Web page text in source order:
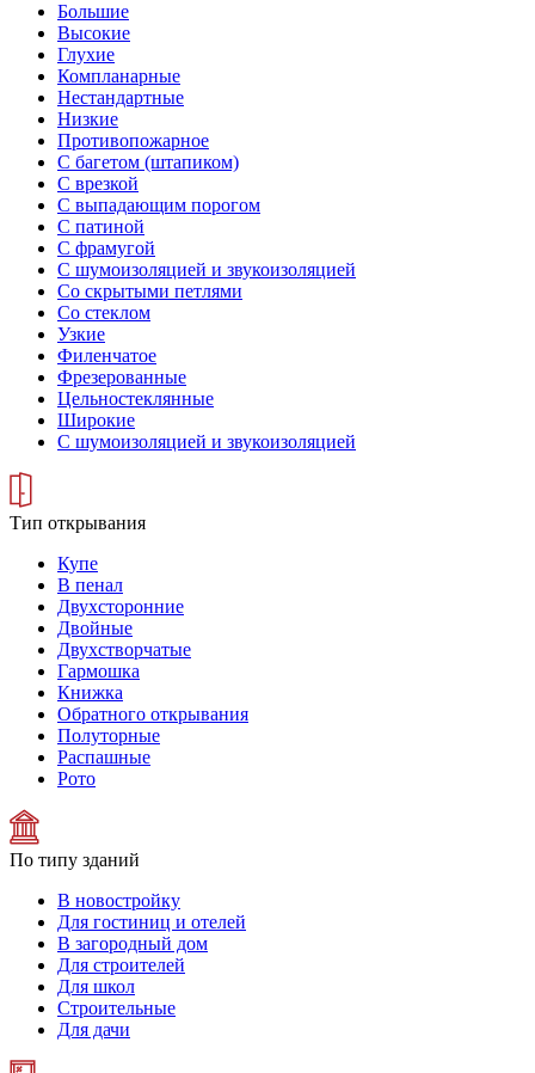
Большие
Высокие
Глухие
Компланарные
Нестандартные
Низкие
Противопожарное
С багетом (штапиком)
С врезкой
С выпадающим порогом
С патиной
С фрамугой
С шумоизоляцией и звукоизоляцией
Со скрытыми петлями
Со стеклом
Узкие
Филенчатое
Фрезерованные
Цельностеклянные
Широкие
С шумоизоляцией и звукоизоляцией
Тип открывания
Купе
В пенал
Двухсторонние
Двойные
Двухстворчатые
Гармошка
Книжка
Обратного открывания
Полуторные
Распашные
Рото
По типу зданий
В новостройку
Для гостиниц и отелей
В загородный дом
Для строителей
Для школ
Строительные
Для дачи